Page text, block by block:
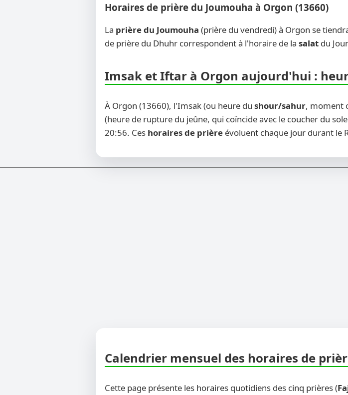
Horaires de prière du Joumouha à Orgon (13660)
La prière du Joumouha (prière du vendredi) à Orgon se
de prière du Dhuhr correspondent à l'horaire de la salat du
Imsak et Iftar à Orgon aujourd'hui :
À Orgon (13660), l'Imsak (ou heure du shour/sahur, moment
(heure de rupture du jeûne, qui coïncide avec le coucher du
20:56. Ces horaires de prière évoluent chaque jour durant le
Calendrier mensuel des horaires de
Cette page présente les horaires quotidiens des cinq prières (